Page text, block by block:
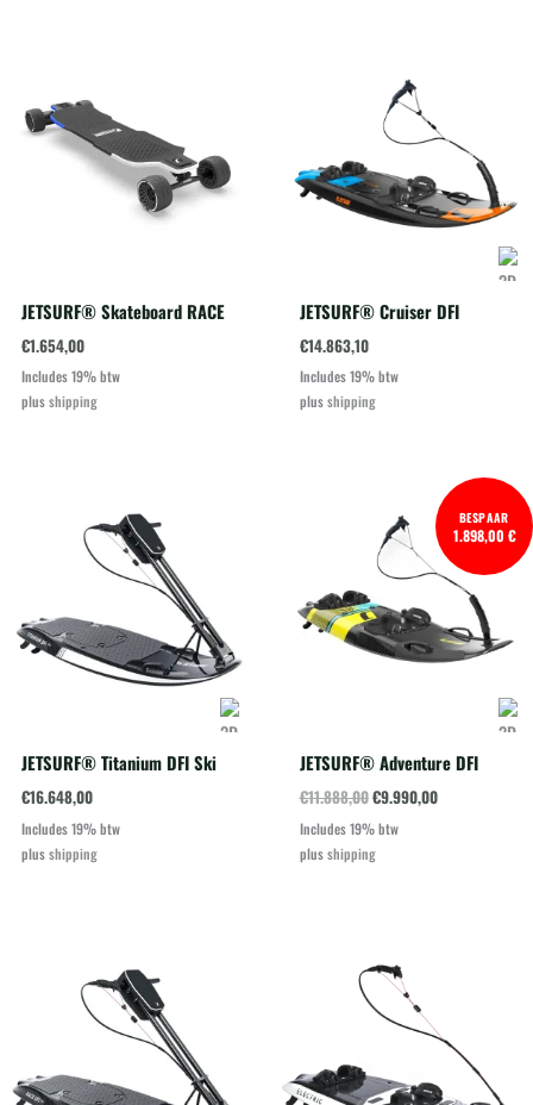
JETSURF® Skateboard RACE
€1.654,00
Includes 19% btw
plusshipping
JETSURF® Cruiser DFI
€14.863,10
Includes 19% btw
plusshipping
JETSURF® Titanium DFI Ski
€16.648,00
Includes 19% btw
plusshipping
BESPAAR
1.898,00 €
JETSURF® Adventure DFI
€11.888,00Oorspronkelijke
was:
€11.888,00.
€9.990,00Huidige
Includes 19% btw
plusshipping